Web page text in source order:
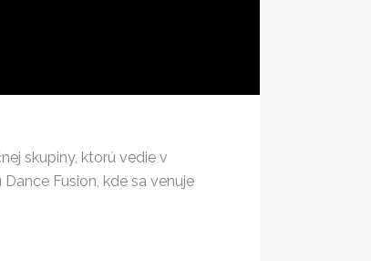
skupiny, ktorú vedie v
Fusion, kde sa venuje